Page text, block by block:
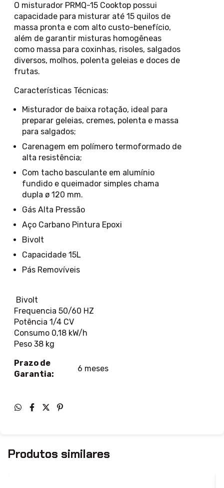
O misturador PRMQ-15 Cooktop possui
capacidade para misturar até 15 quilos de
massa pronta e com alto custo-benefício,
além de garantir misturas homogêneas
como massa para coxinhas, risoles, salgados
diversos, molhos, polenta geleias e doces de
frutas.
Características Técnicas:
Misturador de baixa rotação, ideal para
preparar geleias, cremes, polenta e massa
para salgados;
Carenagem em polímero termoformado de
alta resistência;
Com tacho basculante em alumínio
fundido e queimador simples chama
dupla ø 120 mm.
Gás Alta Pressão
Aço Carbano Pintura Epoxi
Bivolt
Capacidade 15L
Pás Removíveis
Bivolt
Frequencia 50/60 HZ
Potência 1/4 CV
Consumo 0,18 kW/h
Peso 38 kg
Prazo de
Garantia:
6 meses
Produtos similares